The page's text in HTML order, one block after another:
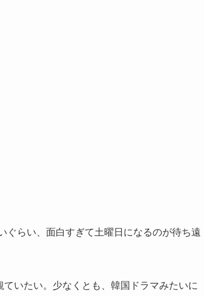
ぐらい、面白すぎて土曜日になるのが待ち遠
いたい。少なくとも、韓国ドラマみたいに